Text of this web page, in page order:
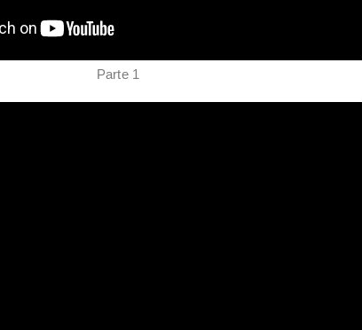
Parte 1